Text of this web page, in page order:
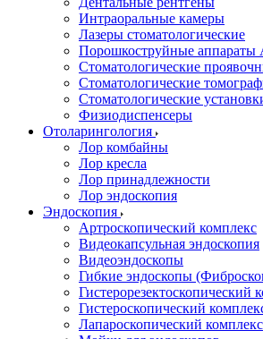
Интраоральные камеры
Лазеры стоматологические
Порошкоструйные аппараты
Стоматологические
Стоматологические
Стоматологические
Физиодиспенсеры
Отоларингология
Лор комбайны
Лор кресла
Лор принадлежности
Лор эндоскопия
Эндоскопия
Артроскопический комплекс
Видеокапсульная эндоскопия
Видеоэндоскопы
Гибкие эндоскопы
Гистерорезектоскопический
Гистероскопический
Лапароскопический комплекс